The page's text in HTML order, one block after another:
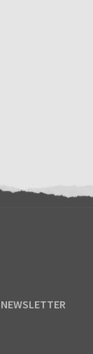
NEWSLETTER